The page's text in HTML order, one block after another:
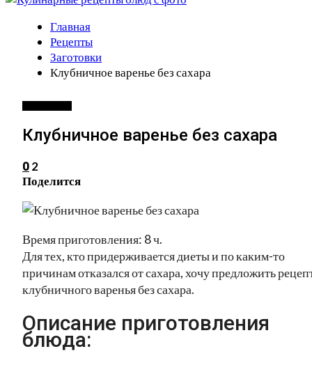
Главная
Рецепты
Заготовки
Клубничное варенье без сахара
Клубничное варенье без сахара
0 2
Поделится
Время приготовления: 8 ч.
Для тех, кто придерживается диеты и по каким-то
причинам отказался от сахара, хочу предложить
клубничного варенья без сахара.
Описание приготовления
блюда: